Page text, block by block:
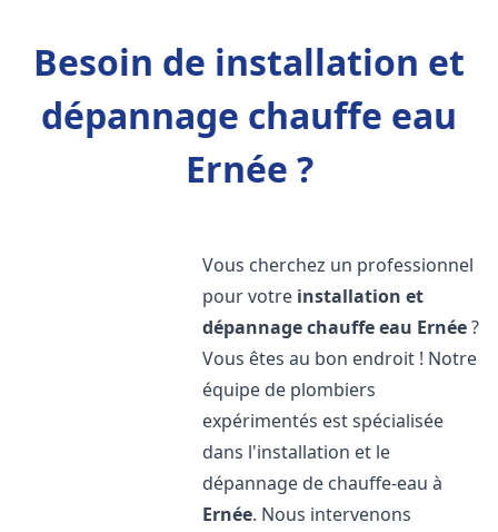
Besoin de installation et
dépannage chauffe eau
Ernée ?
Vous cherchez un professionnel
pour votre installation et
dépannage chauffe eau Ernée?
Vous êtes au bon endroit ! Notre
équipe de plombiers
expérimentés est spécialisée
dans l'installation et le
dépannage de chauffe-eau à
Ernée. Nous intervenons